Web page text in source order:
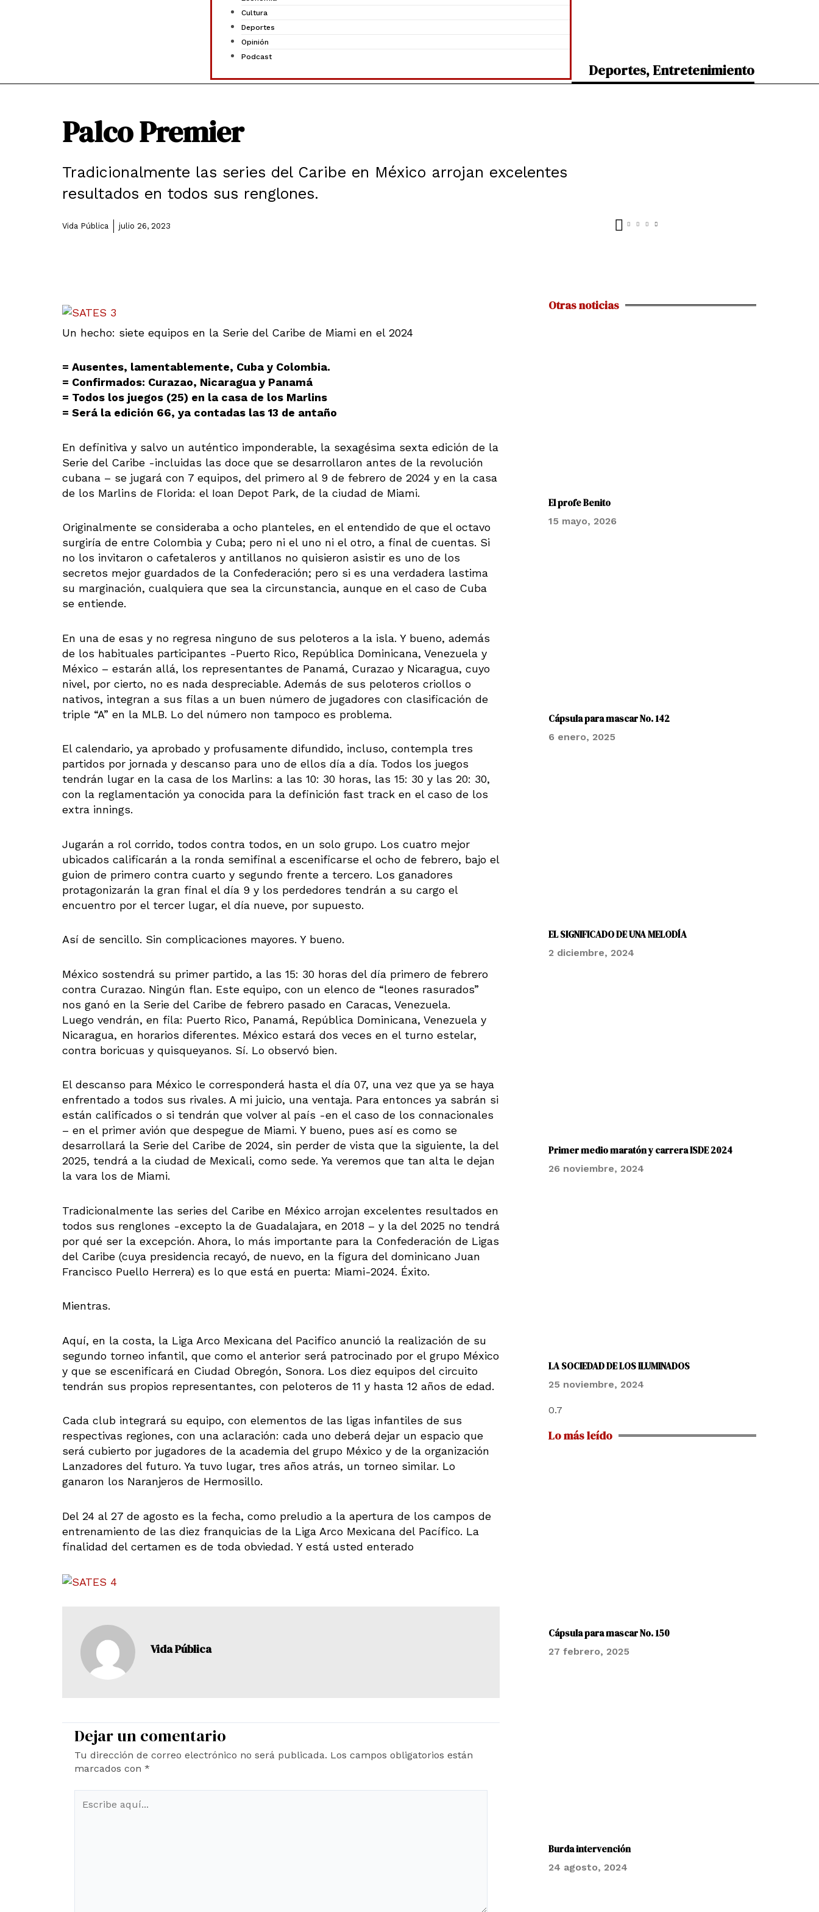
Cultura
Deportes
Opinión
Podcast
Deportes,Entretenimiento
Palco Premier
Tradicionalmente las series del Caribe en México arrojan excelentes
resultados en todos sus renglones.
Vida Pública julio 26, 2023
Un hecho: siete equipos en la Serie del Caribe de Miami en el 2024
= Ausentes, lamentablemente, Cuba y Colombia.
= Confirmados: Curazao, Nicaragua y Panamá
= Todos los juegos (25) en la casa de los Marlins
= Será la edición 66, ya contadas las 13 de antaño
En definitiva y salvo un auténtico imponderable, la sexagésima sexta edición de la
Serie del Caribe -incluidas las doce que se desarrollaron antes de la revolución
cubana – se jugará con 7 equipos, del primero al 9 de febrero de 2024 y en la casa
de los Marlins de Florida: el Ioan Depot Park, de la ciudad de Miami.
Originalmente se consideraba a ocho planteles, en el entendido de que el octavo
surgiría de entre Colombia y Cuba; pero ni el uno ni el otro, a final de cuentas. Si
no los invitaron o cafetaleros y antillanos no quisieron asistir es uno de los
secretos mejor guardados de la Confederación; pero si es una verdadera lastima
su marginación, cualquiera que sea la circunstancia, aunque en el caso de Cuba
se entiende.
En una de esas y no regresa ninguno de sus peloteros a la isla. Y bueno, además
de los habituales participantes -Puerto Rico, República Dominicana, Venezuela y
México – estarán allá, los representantes de Panamá, Curazao y Nicaragua, cuyo
nivel, por cierto, no es nada despreciable. Además de sus peloteros criollos o
nativos, integran a sus filas a un buen número de jugadores con clasificación de
triple “A” en la MLB. Lo del número non tampoco es problema.
El calendario, ya aprobado y profusamente difundido, incluso, contempla tres
partidos por jornada y descanso para uno de ellos día a día. Todos los juegos
tendrán lugar en la casa de los Marlins: a las 10: 30 horas, las 15: 30 y las 20: 30,
con la reglamentación ya conocida para la definición fast track en el caso de los
extra innings.
Jugarán a rol corrido, todos contra todos, en un solo grupo. Los cuatro mejor
ubicados calificarán a la ronda semifinal a escenificarse el ocho de febrero, bajo el
guion de primero contra cuarto y segundo frente a tercero. Los ganadores
protagonizarán la gran final el día 9 y los perdedores tendrán a su cargo el
encuentro por el tercer lugar, el día nueve, por supuesto.
Así de sencillo. Sin complicaciones mayores. Y bueno.
México sostendrá su primer partido, a las 15: 30 horas del día primero de febrero
contra Curazao. Ningún flan. Este equipo, con un elenco de “leones rasurados”
nos ganó en la Serie del Caribe de febrero pasado en Caracas, Venezuela.
Luego vendrán, en fila: Puerto Rico, Panamá, República Dominicana, Venezuela y
Nicaragua, en horarios diferentes. México estará dos veces en el turno estelar,
contra boricuas y quisqueyanos. Sí. Lo observó bien.
El descanso para México le corresponderá hasta el día 07, una vez que ya se haya
enfrentado a todos sus rivales. A mi juicio, una ventaja. Para entonces ya sabrán si
están calificados o si tendrán que volver al país -en el caso de los connacionales
– en el primer avión que despegue de Miami. Y bueno, pues así es como se
desarrollará la Serie del Caribe de 2024, sin perder de vista que la siguiente, la del
2025, tendrá a la ciudad de Mexicali, como sede. Ya veremos que tan alta le dejan
la vara los de Miami.
Tradicionalmente las series del Caribe en México arrojan excelentes resultados en
todos sus renglones -excepto la de Guadalajara, en 2018 – y la del 2025 no tendrá
por qué ser la excepción. Ahora, lo más importante para la Confederación de Ligas
del Caribe (cuya presidencia recayó, de nuevo, en la figura del dominicano Juan
Francisco Puello Herrera) es lo que está en puerta: Miami-2024. Éxito.
Mientras.
Aquí, en la costa, la Liga Arco Mexicana del Pacifico anunció la realización de su
segundo torneo infantil, que como el anterior será patrocinado por el grupo México
y que se escenificará en Ciudad Obregón, Sonora. Los diez equipos del circuito
tendrán sus propios representantes, con peloteros de 11 y hasta 12 años de edad.
Cada club integrará su equipo, con elementos de las ligas infantiles de sus
respectivas regiones, con una aclaración: cada uno deberá dejar un espacio que
será cubierto por jugadores de la academia del grupo México y de la organización
Lanzadores del futuro. Ya tuvo lugar, tres años atrás, un torneo similar. Lo
ganaron los Naranjeros de Hermosillo.
Del 24 al 27 de agosto es la fecha, como preludio a la apertura de los campos de
entrenamiento de las diez franquicias de la Liga Arco Mexicana del Pacífico. La
finalidad del certamen es de toda obviedad. Y está usted enterado
Vida Pública
Dejar un comentario
Tu dirección de correo electrónico no será publicada. Los campos obligatorios están
marcados con *
aquí...
Otras noticias
El profe Benito
15 mayo, 2026
Cápsula para mascar No. 142
6 enero, 2025
EL SIGNIFICADO DE UNA MELODÍA
2 diciembre, 2024
Primer medio maratón y carrera ISDE 2024
26 noviembre, 2024
LA SOCIEDAD DE LOS ILUMINADOS
25 noviembre, 2024
Lo más leído
Cápsula para mascar No. 150
27 febrero, 2025
Burda intervención
24 agosto, 2024